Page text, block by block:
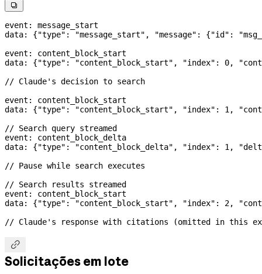

event: message_start
data: {"type" : "message_start" , "message" : {"id" :
event: content_block_start
data: {"type" : "content_block_start" , "index" : 0,
// Claude's decision to search
event: content_block_start
data: {"type" : "content_block_start" , "index" : 1,
// Search query streamed
event: content_block_delta
data: {"type" : "content_block_delta" , "index" : 1,
// Pause while search executes
// Search results streamed
event: content_block_start
data: {"type" : "content_block_start" , "index" : 2,
// Claude's response with citations (omitted in this

Solicitações em lote